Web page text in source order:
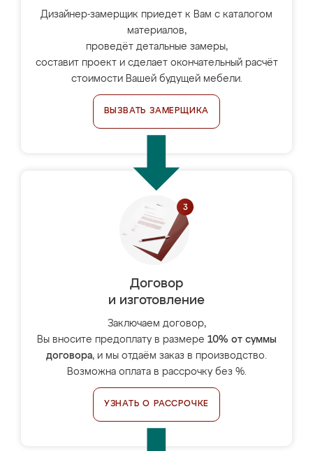
Дизайнер-замерщик приедет к Вам с каталогом
материалов,
проведёт детальные замеры,
составит проект и сделает окончательный расчёт
стоимости Вашей будущей мебели.
ВЫЗВАТЬ ЗАМЕРЩИКА
Договор
и изготовление
Заключаем договор,
Вы вносите предоплату в размере 10% от суммы
договора, и мы отдаём заказ в производство.
Возможна оплата в рассрочку без %.
УЗНАТЬ О РАССРОЧКЕ